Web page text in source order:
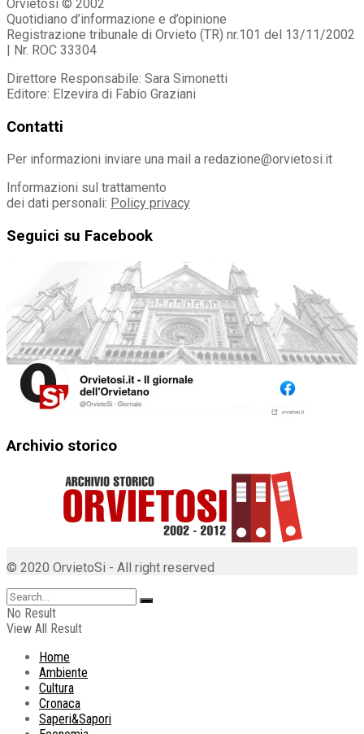
Orvietosì © 2002
Quotidiano d’informazione e d’opinione
Registrazione tribunale di Orvieto (TR) nr.101 del 13/11/2002
| Nr. ROC 33304
Direttore Responsabile: Sara Simonetti
Editore: Elzevira di Fabio Graziani
Contatti
Per informazioni inviare una mail a redazione@orvietosi.it
Informazioni sul trattamento
dei dati personali: Policy privacy
Seguici su Facebook
Archivio storico
© 2020 OrvietoSi - All right reserved
No Result
View All Result
Home
Ambiente
Cultura
Cronaca
Saperi&Sapori